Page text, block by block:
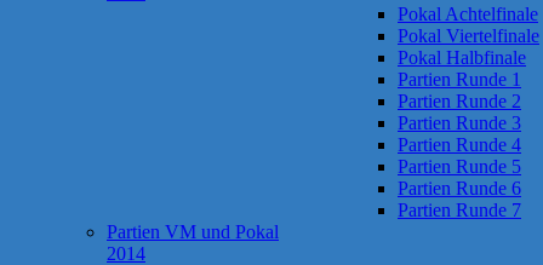
Pokal Achtelfinale
Pokal Viertelfinale
Pokal Halbfinale
Partien Runde 1
Partien Runde 2
Partien Runde 3
Partien Runde 4
Partien Runde 5
Partien Runde 6
Partien Runde 7
Partien VM und Pokal
2014